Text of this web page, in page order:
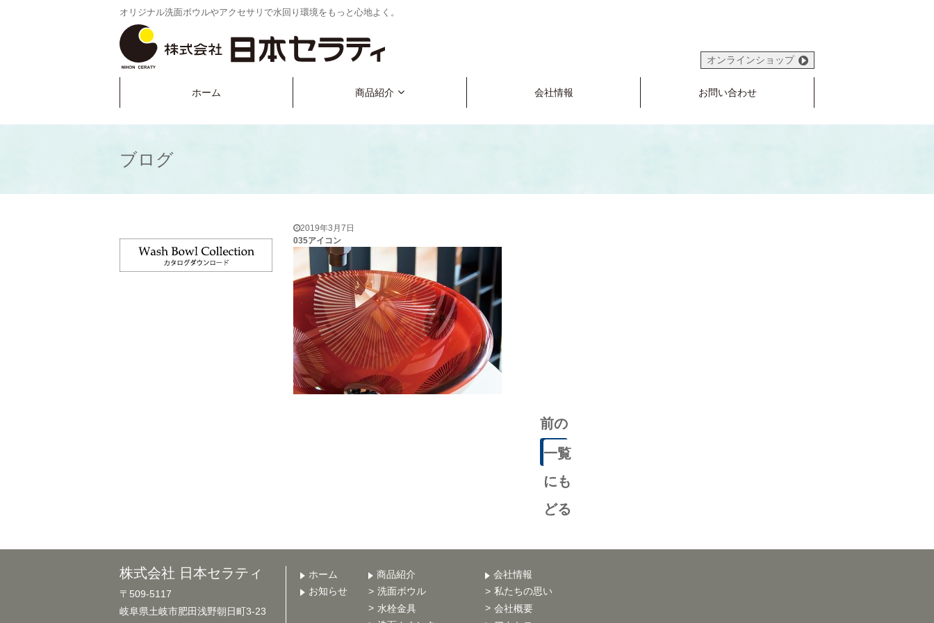
オリジナル洗面ボウルやアクセサリで水回り環境をもっと心地よく。
オンラインショップ
ホーム 商品紹介 会社情報 お問い合わせ
ブログ
2019年3月7日
035アイコン
前の
記事
一覧
にも
どる
株式会社 日本セラティ
〒509-5117
岐阜県土岐市肥田浅野朝日町3-23
ホーム
お知らせ
商品紹介
洗面ボウル
水栓金具
会社情報
私たちの思い
会社概要